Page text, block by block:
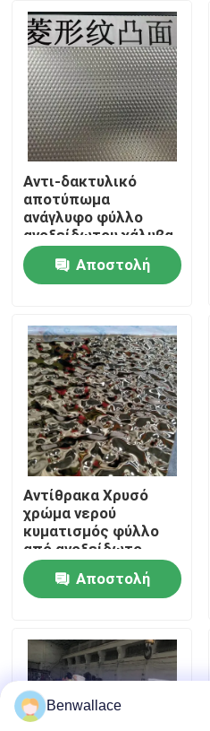
Σπίτι
Προϊόντα
Βίντεο
Σχετικά με εμάς
περιοδεία στο εργοστάσιο
Έλεγχος ποιότητας
Επικοινωνήστε μαζί μας
Υποθέσεις
Ζητήστε μια προσφορά
Αντι-δακτυλικό
αποτύπωμα
ανάγλυφο φύλλο
ανοξείδωτου χάλυβα
AISI304 με πάχος 0,4
- 3,0 mm για
αρχιτεκτονικές
Αποστολή
Αντίθρακα Χρυσό
χρώμα νερού
κυματισμός φύλλο
από ανοξείδωτο
χάλυβα AISI304
AISI316L για
διακόσμηση οροφών
Αποστολή
Benwallace